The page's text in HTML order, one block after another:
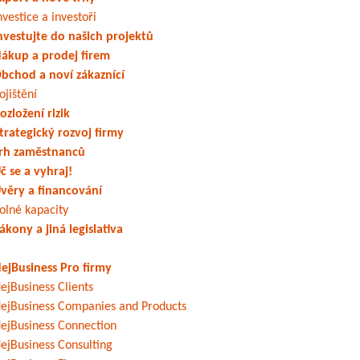
a investoři
do našich projektů
a prodej firem
a noví zákaznící
rizik
rozvoj firmy
zaměstnanců
se a vyhraj!
a financování
kapacity
a jiná legislativa
Pro firmy
Clients
Companies and Products
Connection
Consulting